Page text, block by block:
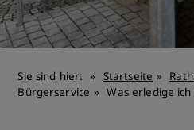
Sie sind hier: Startseite
Bürgerservice
Was erledige ich